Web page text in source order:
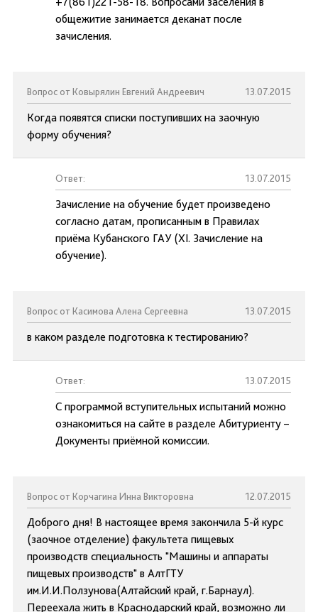
общежитие занимается деканат после
зачисления.
Вопрос от Ковырялин Евгений Андреевич 13.07.2015
Когда появятся списки поступивших на заочную
форму обучения?
Ответ: 13.07.2015
Зачисление на обучение будет произведено
согласно датам, прописанным в Правилах
приёма Кубанского ГАУ (XI. Зачисление на
обучение).
Вопрос от Касимова Алена Сергеевна 13.07.2015
в каком разделе подготовка к тестированию?
Ответ: 13.07.2015
С программой вступительных испытаний можно
ознакомиться на сайте в разделе Абитуриенту –
Документы приёмной комиссии.
Вопрос от Корчагина Инна Викторовна 12.07.2015
Доброго дня! В настоящее время закончила 5-й курс
(заочное отделение) факультета пищевых
производств специальность "Машины и аппараты
пищевых производств" в АлтГТУ
им.И.И.Ползунова(Алтайский край, г.Барнаул).
Переехала жить в Краснодарский край, возможно ли